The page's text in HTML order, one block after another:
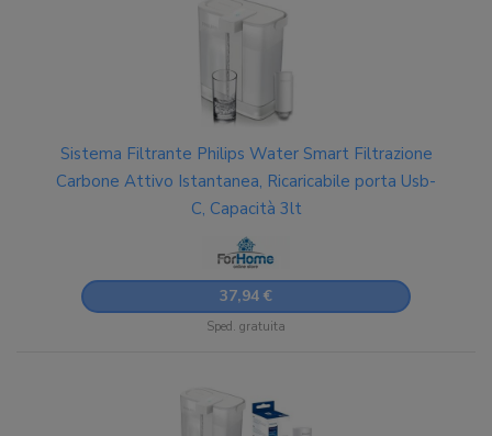
Sistema Filtrante Philips Water Smart Filtrazione
Carbone Attivo Istantanea, Ricaricabile porta Usb-
C, Capacità 3lt
37,94 €
Sped. gratuita